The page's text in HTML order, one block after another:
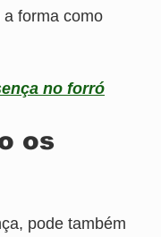
forma como
no forró
os
pode também